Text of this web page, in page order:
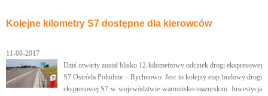
Kolejne kilometry S7 dostępne dla kierowców
11-08-2017
Dziś otwarty został blisko 12-kilometrowy odcinek drogi ekspresowej
S7 Ostróda Południe – Rychnowo. Jest to kolejny etap budowy drogi
ekspresowej S7 w województwie warmińsko-mazurskim. Inwestycja